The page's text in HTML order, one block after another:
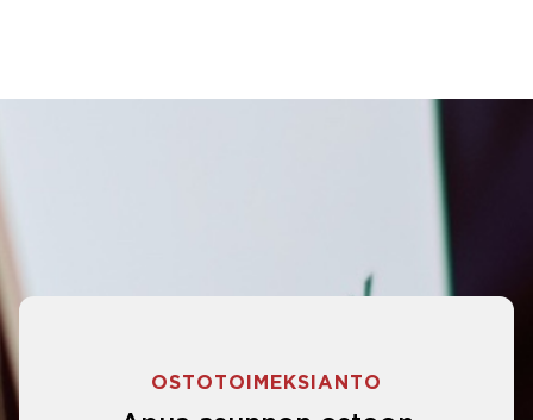
OSTOTOIMEKSIANTO